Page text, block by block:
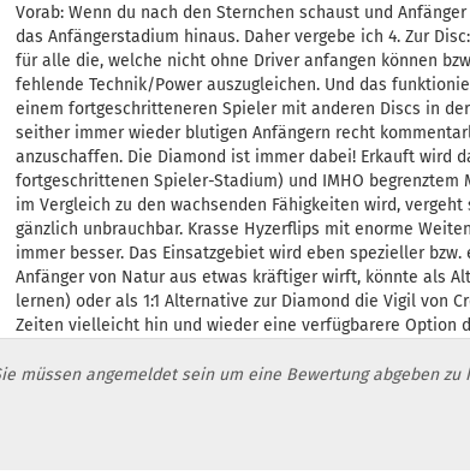
Vorab: Wenn du nach den Sternchen schaust und
das Anfängerstadium hinaus. Daher vergebe ich 4. Zur
für alle die, welche nicht ohne Driver anfangen können
fehlende Technik/Power auszugleichen. Und das
einem fortgeschritteneren Spieler mit anderen Discs in
seither immer wieder blutigen Anfängern recht
anzuschaffen. Die Diamond ist immer dabei! Erkauft wird
fortgeschrittenen Spieler-Stadium) und IMHO
im Vergleich zu den wachsenden Fähigkeiten wird,
gänzlich unbrauchbar. Krasse Hyzerflips mit enorme
immer besser. Das Einsatzgebiet wird eben spezieller
Anfänger von Natur aus etwas kräftiger wirft, könnte als
lernen) oder als 1:1 Alternative zur Diamond die Vigil von
Zeiten vielleicht hin und wieder eine verfügbarere Option
müssen angemeldet sein um eine Bewertung abgeben zu